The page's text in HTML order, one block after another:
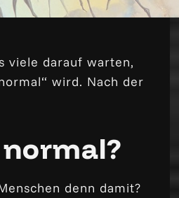
viele darauf warten,
wird. Nach der
denn damit?